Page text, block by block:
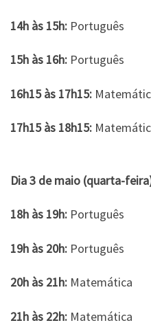
14h às 15h: Português
15h às 16h: Português
16h15 às 17h15:
17h15 às 18h15:
Dia 3 de maio (quarta-
18h às 19h: Português
19h às 20h: Português
20h às 21h: Matemática
21h às 22h: Matemática